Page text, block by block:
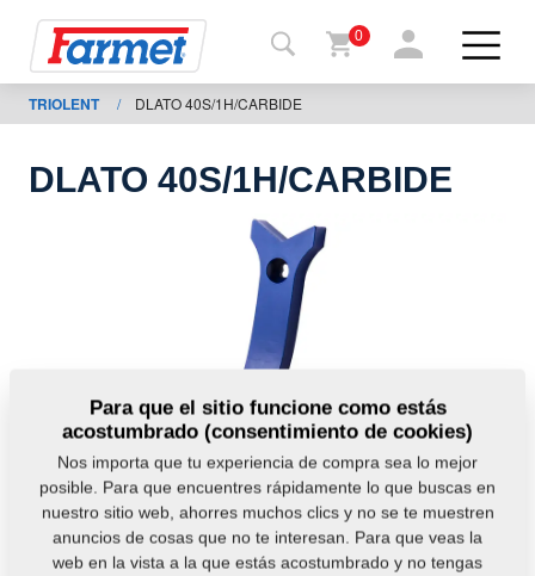
Volver
al
A
descargar
0
TRIOLENT / DLATO 40S/1H/CARBIDE
DLATO 40S/1H/CARBIDE
Para que el sitio funcione como estás
acostumbrado (consentimiento de cookies)
Nos importa que tu experiencia de compra sea lo mejor
posible. Para que encuentres rápidamente lo que buscas en
nuestro sitio web, ahorres muchos clics y no se te muestren
anuncios de cosas que no te interesan. Para que veas la
web en la vista a la que estás acostumbrado y no tengas